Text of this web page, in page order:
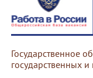
Государственное
государственных